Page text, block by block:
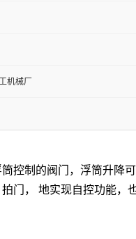
机械厂
制的阀门，浮筒升降
门， 地实现自控功能，